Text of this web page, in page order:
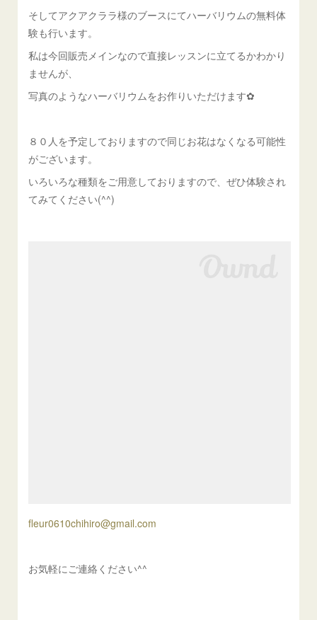
そしてアクアクララ様のブースにてハーバリウムの無料体
験も行います。
私は今回販売メインなので直接レッスンに立てるかわかり
ませんが、
写真のようなハーバリウムをお作りいただけます✿
８０人を予定しておりますので同じお花はなくなる可能性
がございます。
いろいろな種類をご用意しておりますので、ぜひ体験され
てみてください(^^)
fleur0610chihiro@gmail.com
お気軽にご連絡ください^^